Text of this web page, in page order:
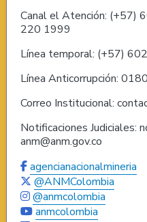
Canal el Atención: (+57)
220 1999
Línea temporal: (+57)
Línea Anticorrupción:
Correo Institucional:
Notificaciones Judiciales:
anm@anm.gov.co
agencianacionalmineria
@ANMColombia
@anmcolombia
anmcolombia